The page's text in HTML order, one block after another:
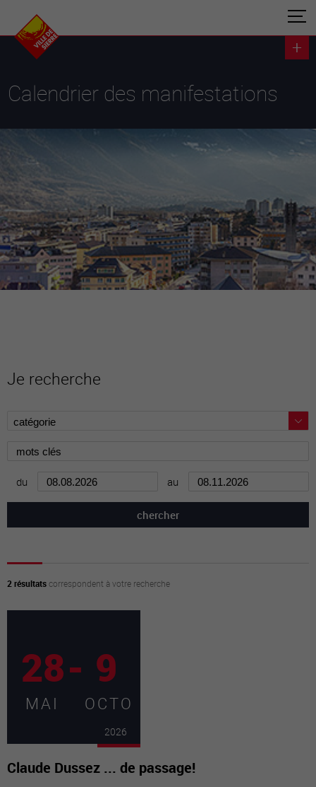
Calendrier des manifestations
Je recherche
du au
2 résultatscorrespondent à votre recherche
28- 9
MAI OCTO
2026
Claude Dussez ... de passage!